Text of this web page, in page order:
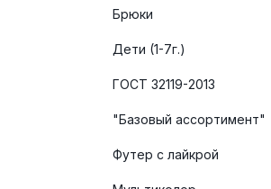
Брюки
Дети (1-7г.)
ГОСТ 32119-2013
"Базовый ассортимент"
Футер с лайкрой